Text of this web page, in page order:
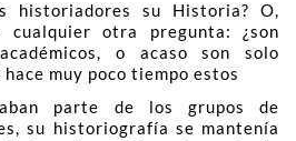
historiadores su Historia? O,
otra pregunta: ¿son
o acaso son solo
muy poco tiempo estos
parte de los grupos de
su historiografía se mantenía